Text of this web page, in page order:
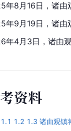
年8月16日，诸由
年9月19日，诸由
年4月3日，诸由
考资料
1.1 1.2 1.3 诸由观镇